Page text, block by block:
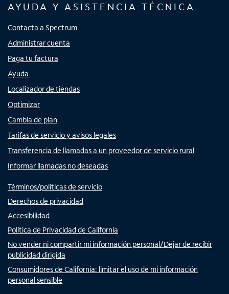
AYUDA Y ASISTENCIA TÉCNICA
Contacta a Spectrum
Administrar cuenta
Paga tu factura
Ayuda
Localizador de tiendas
Optimizar
Cambia de plan
Tarifas de servicio y avisos legales
Transferencia de llamadas a un proveedor de servicio rural
Informar llamadas no deseadas
Términos/políticas de servicio
Derechos de privacidad
Accesibilidad
Política de Privacidad de California
No vender ni compartir mi información personal/Dejar de recibir
publicidad dirigida
Consumidores de California: limitar el uso de mi información
personal sensible